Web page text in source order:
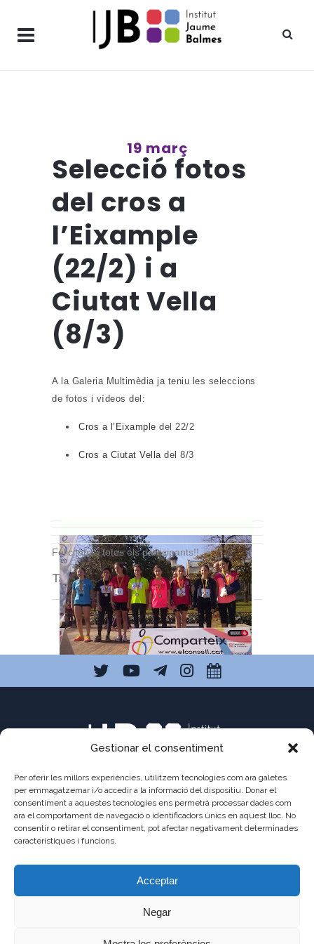
Gestionar el consentiment
Per oferir les millors experiències, utilitzem tecnologies com ara galetes
per emmagatzemar i/o accedir a la informació del dispositiu. Donar el
consentiment a aquestes tecnologies ens permetrà processar dades com
ara el comportament de navegació o identificadors únics en aquest lloc. No
consentir o retirar el consentiment, pot afectar negativament determinades
característiques i funcions.
Acceptar
Negar
19 març
Selecció fotos
del cros a
l’Eixample
(22/2) i a
Ciutat Vella
(8/3)
A la Galeria Multimèdia ja teniu les seleccions
de fotos i vídeos del:
Cros a l’Eixample del 22/2
Cros a Ciutat Velladel 8/3
Felicitats a totes els participants!!
Tags: Activitats esportives,AEE,CORB
C/ Pau Claris 121
08009 Barcelona
93 487 03 01